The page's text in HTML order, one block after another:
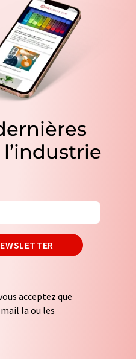
acceptez que
la ou les
Vos données ne